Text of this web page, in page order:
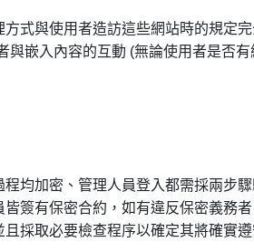
式與使用者造訪這些網站時的規定
嵌入內容的互動 (無論使用者是否
均加密、管理人員登入都需採兩步
簽有保密合約，如有違反保密義務
採取必要檢查程序以確定其將確實遵